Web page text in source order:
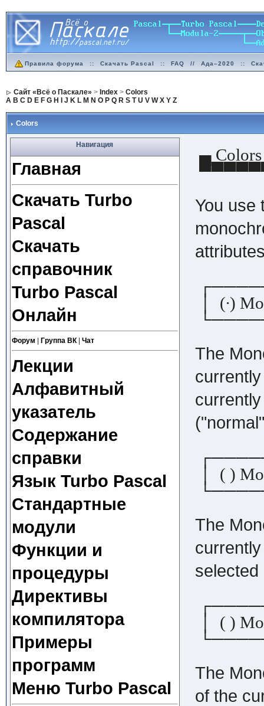
Правила форума :: Скачать Pascal :: FAQ // Ада–2020 ::
Сайт «Всё о Паскале» > Index> Colors
A B C D E F G H J K L M N O P Q R S T U V W X Y Z
Colors
Навигация
Главная
Скачать Turbo
Pascal
Скачать
справочник
Turbo Pascal
Онлайн
Форум Группа ВК| Чат
Лекции
Алфавитный
указатель
Содержание
справки
Язык Turbo Pascal
Стандартные
модули
Функции и
процедуры
Директивы
компилятора
Примеры
программ
Меню Turbo Pascal
▄ Colors
You use
│ (∙)
The
│ ( )
The
selected
│ ( )
The
of the